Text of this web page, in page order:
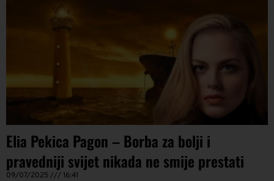
Elia Pekica Pagon – Borba za bolji i
pravedniji svijet nikada ne smije prestati
09/07/2025 16:41